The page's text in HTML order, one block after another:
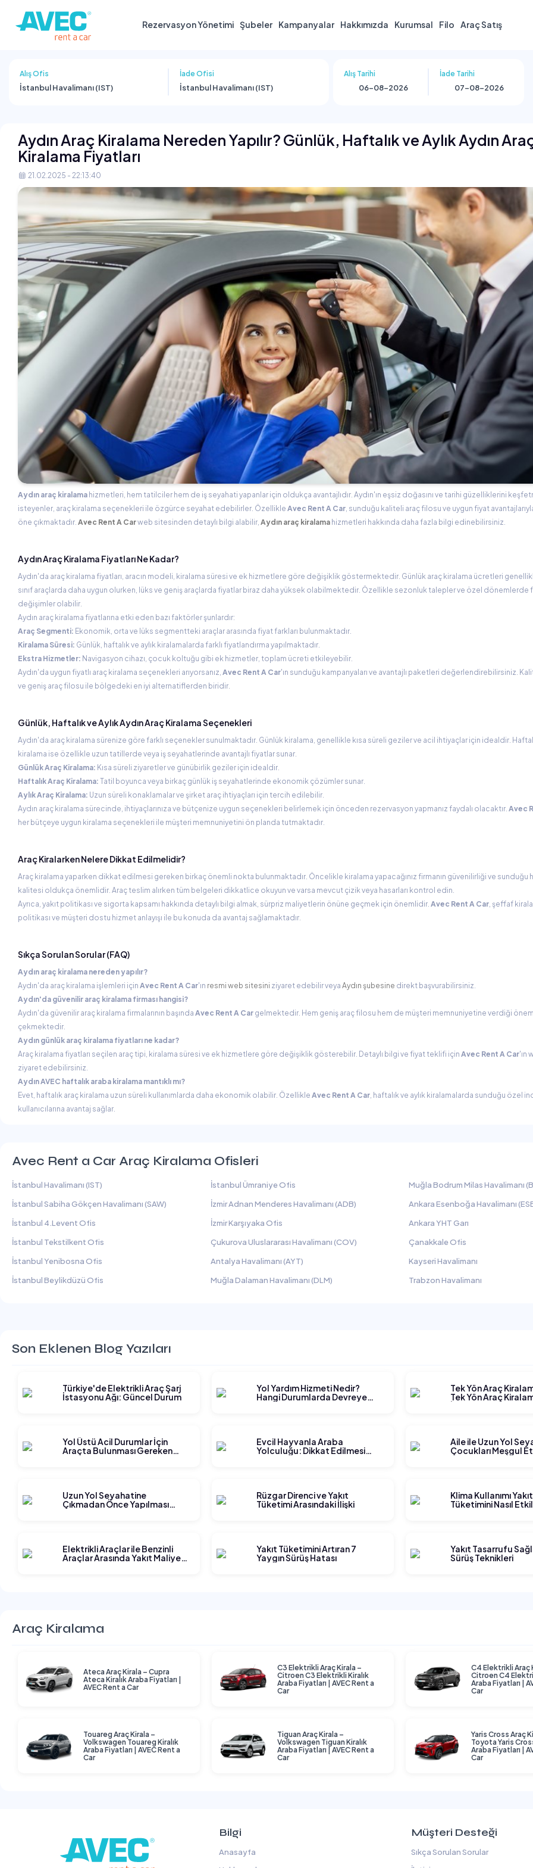
Rezervasyon Yönetimi Şubeler Kampanyalar Hakkımızda Kurumsal Filo Araç Satış
Alış Ofis
İstanbul Havalimanı (IST)
İade Ofisi
İstanbul Havalimanı (IST)
Alış Tarihi İade Tarihi
Aydın Araç Kiralama Nereden Yapılır? Günlük, Haftalık ve Aylık Aydın
Kiralama Fiyatları
21.02.2025 - 22:13:40
Aydın araç kiralama hizmetleri, hem tatilciler hem de iş seyahati yapanlar için oldukça avantajlıdır. Aydın'ın eşsiz doğasını ve tarihi güzelliklerini
isteyenler, araç kiralama seçenekleri ile özgürce seyahat edebilirler. Özellikle Avec Rent A Car, sunduğu kaliteli araç filosu ve uygun fiyat
öne çıkmaktadır. Avec Rent A Carweb sitesinden detaylı bilgi alabilir, Aydın araç kiralama hizmetleri hakkında daha fazla bilgi edinebilirsiniz.
Aydın Araç Kiralama Fiyatları Ne Kadar?
Aydın'da araç kiralama fiyatları, aracın modeli, kiralama süresi ve ek hizmetlere göre değişiklik göstermektedir. Günlük araç kiralama ücretleri
sınıf araçlarda daha uygun olurken, lüks ve geniş araçlarda fiyatlar biraz daha yüksek olabilmektedir. Özellikle sezonluk talepler ve özel dönemlerde
değişimler olabilir.
Aydın araç kiralama fiyatlarına etki eden bazı faktörler şunlardır:
Araç Segmenti: Ekonomik, orta ve lüks segmentteki araçlar arasında fiyat farkları bulunmaktadır.
Kiralama Süresi: Günlük, haftalık ve aylık kiralamalarda farklı fiyatlandırma yapılmaktadır.
Ekstra Hizmetler: Navigasyon cihazı, çocuk koltuğu gibi ek hizmetler, toplam ücreti etkileyebilir.
Aydın'da uygun fiyatlı araç kiralama seçenekleri arıyorsanız, Avec Rent A Car'ın sunduğu kampanyaları ve avantajlı paketleri değerlendirebilirsiniz.
ve geniş araç filosu ile bölgedeki en iyi alternatiflerden biridir.
Günlük, Haftalık ve Aylık Aydın Araç Kiralama Seçenekleri
Aydın'da araç kiralama sürenize göre farklı seçenekler sunulmaktadır. Günlük kiralama, genellikle kısa süreli geziler ve acil ihtiyaçlar için idealdir.
kiralama ise özellikle uzun tatillerde veya iş seyahatlerinde avantajlı fiyatlar sunar.
Günlük Araç Kiralama: Kısa süreli ziyaretler ve günübirlik geziler için idealdir.
Haftalık Araç Kiralama: Tatil boyunca veya birkaç günlük iş seyahatlerinde ekonomik çözümler sunar.
Aylık Araç Kiralama: Uzun süreli konaklamalar ve şirket araç ihtiyaçları için tercih edilebilir.
Aydın araç kiralama sürecinde, ihtiyaçlarınıza ve bütçenize uygun seçenekleri belirlemek için önceden rezervasyon yapmanız faydalı olacaktır. Avec
her bütçeye uygun kiralama seçenekleri ile müşteri memnuniyetini ön planda tutmaktadır.
Araç Kiralarken Nelere Dikkat Edilmelidir?
Araç kiralama yaparken dikkat edilmesi gereken birkaç önemli nokta bulunmaktadır. Öncelikle kiralama yapacağınız firmanın güvenilirliği ve sunduğu
kalitesi oldukça önemlidir. Araç teslim alırken tüm belgeleri dikkatlice okuyun ve varsa mevcut çizik veya hasarları kontrol edin.
Ayrıca, yakıt politikası ve sigorta kapsamı hakkında detaylı bilgi almak, sürpriz maliyetlerin önüne geçmek için önemlidir. Avec Rent A Car, şeffaf
politikası ve müşteri dostu hizmet anlayışı ile bu konuda da avantaj sağlamaktadır.
Sıkça Sorulan Sorular (FAQ)
Aydın araç kiralama nereden yapılır?
Aydın'da araç kiralama işlemleri için Avec Rent A Car'ın resmi web sitesini ziyaret edebilir veya Aydın şubesine direkt başvurabilirsiniz.
Aydın'da güvenilir araç kiralama firması hangisi?
Aydın'da güvenilir araç kiralama firmalarının başında Avec Rent A Car gelmektedir. Hem geniş araç filosu hem de müşteri memnuniyetine verdiği
çekmektedir.
Aydın günlük araç kiralama fiyatları ne kadar?
Araç kiralama fiyatları seçilen araç tipi, kiralama süresi ve ek hizmetlere göre değişiklik gösterebilir. Detaylı bilgi ve fiyat teklifi için Avec Rent A Car'ın
ziyaret edebilirsiniz.
Aydın AVEC haftalık araba kiralama mantıklı mı?
Evet, haftalık araç kiralama uzun süreli kullanımlarda daha ekonomik olabilir. Özellikle Avec Rent A Car, haftalık ve aylık kiralamalarda sunduğu özel
kullanıcılarına avantaj sağlar.
Avec Rent a Car Araç Kiralama Ofisleri
İstanbul Havalimanı (IST)
İstanbul Sabiha Gökçen Havalimanı (SAW)
İstanbul 4.Levent Ofis
İstanbul Tekstilkent Ofis
İstanbul Yenibosna Ofis
İstanbul Beylikdüzü Ofis
İstanbul Ümraniye Ofis
İzmir Adnan Menderes Havalimanı (ADB)
İzmir Karşıyaka Ofis
Çukurova Uluslararası Havalimanı (COV)
Antalya Havalimanı (AYT)
Muğla Dalaman Havalimanı (DLM)
Muğla Bodrum Milas Havalimanı
Ankara Esenboğa Havalimanı
Ankara YHT Garı
Çanakkale Ofis
Kayseri Havalimanı
Trabzon Havalimanı
Son Eklenen Blog Yazıları
Türkiye'de Elektrikli Araç Şarj
İstasyonu Ağı: Güncel Durum
Yol Yardım Hizmeti Nedir?
Hangi Durumlarda Devreye
Tek Yön Araç
Tek Yön Araç
Yol Üstü Acil Durumlar İçin
Araçta Bulunması Gereken
Evcil Hayvanla Araba
Yolculuğu: Dikkat Edilmesi
Aile ile Uzun Yol
Çocukları Meşgul
Uzun Yol Seyahatine
Çıkmadan Önce Yapılması
Rüzgar Direnci ve Yakıt
Tüketimi Arasındaki İlişki
Klima Kullanımı Yakıt
Tüketimini Nasıl
Elektrikli Araçlar ile Benzinli
Araçlar Arasında Yakıt Maliyeti
Yakıt Tüketimini Artıran 7
Yaygın Sürüş Hatası
Yakıt Tasarrufu
Sürüş Teknikleri
Araç Kiralama
Ateca Araç Kirala – Cupra
Ateca Kiralık Araba Fiyatları |
AVEC Rent a Car
C3 Elektrikli Araç Kirala –
Citroen C3 Elektrikli Kiralık
Araba Fiyatları | AVEC Rent a
Car
C4 Elektrikli Araç
Citroen C4
Araba Fiyatları |
Car
Touareg Araç Kirala –
Volkswagen Touareg Kiralık
Araba Fiyatları | AVEC Rent a
Car
Tiguan Araç Kirala –
Volkswagen Tiguan Kiralık
Araba Fiyatları | AVEC Rent a
Car
Yaris Cross Araç
Toyota Yaris
Araba Fiyatları |
Car
Bilgi
Anasayfa
Müşteri Desteği
Sıkça Sorulan Sorular